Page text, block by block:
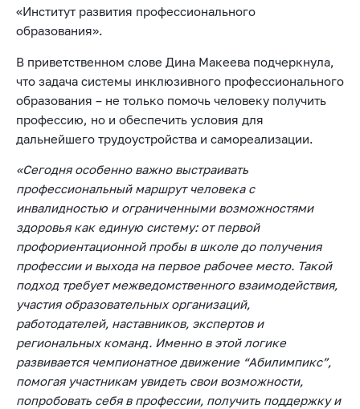
«Институт развития профессионального
образования».
В приветственном слове Дина Макеева подчеркнула,
что задача системы инклюзивного профессионального
образования – не только помочь человеку получить
профессию, но и обеспечить условия для
дальнейшего трудоустройства и самореализации.
«Сегодня особенно важно выстраивать
профессиональный маршрут человека с
инвалидностью и ограниченными возможностями
здоровья как единую систему: от первой
профориентационной пробы в школе до получения
профессии и выхода на первое рабочее место. Такой
подход требует межведомственного взаимодействия,
участия образовательных организаций,
работодателей, наставников, экспертов и
региональных команд. Именно в этой логике
развивается чемпионатное движение “Абилимпикс”,
помогая участникам увидеть свои возможности,
попробовать себя в профессии, получить поддержку и